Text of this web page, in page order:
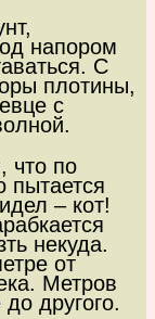
напором
С
плотины,
с
что по
пытается
– кот!
некуда.
от
Метров
другого.